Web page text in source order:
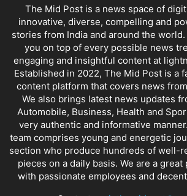
The Mid Post is a news space of
innovative, diverse, compelling and
stories from India and around the
you on top of every possible news
engaging and insightful content at
Established in 2022, The Mid Post is a
content platform that covers news
We also brings latest news updates
Automobile, Business, Health and
very authentic and informative
team comprises young and energetic
section who produce hundreds of well-
pieces on a daily basis. We are a
with passionate employees and